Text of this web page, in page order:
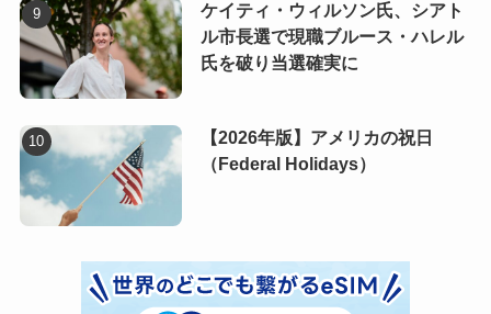
ケイティ・ウィルソン氏、シアト
ル市長選で現職ブルース・ハレル
氏を破り当選確実に
【2026年版】アメリカの祝日
（Federal Holidays）